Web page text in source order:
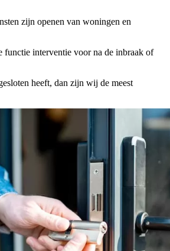
zijn openen van woningen en
functie interventie voor na de inbraak of
heeft, dan zijn wij de meest